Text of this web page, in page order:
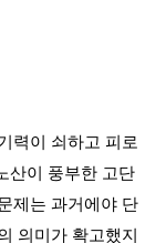
력이 쇠하고 피로
산이 풍부한 고단
제는 과거에야 단
의미가 확고했지